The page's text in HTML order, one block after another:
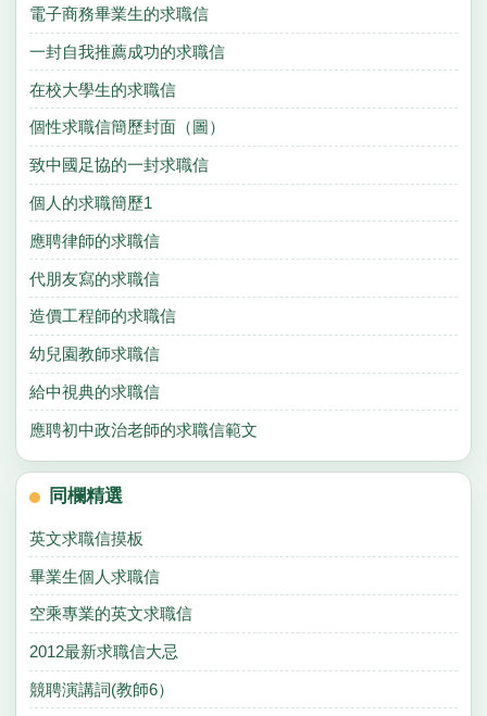
電子商務畢業生的求職信
一封自我推薦成功的求職信
在校大學生的求職信
個性求職信簡歷封面（圖）
致中國足協的一封求職信
個人的求職簡歷1
應聘律師的求職信
代朋友寫的求職信
造價工程師的求職信
幼兒園教師求職信
給中視典的求職信
應聘初中政治老師的求職信範文
同欄精選
英文求職信摸板
畢業生個人求職信
空乘專業的英文求職信
2012最新求職信大忌
競聘演講詞(教師6）